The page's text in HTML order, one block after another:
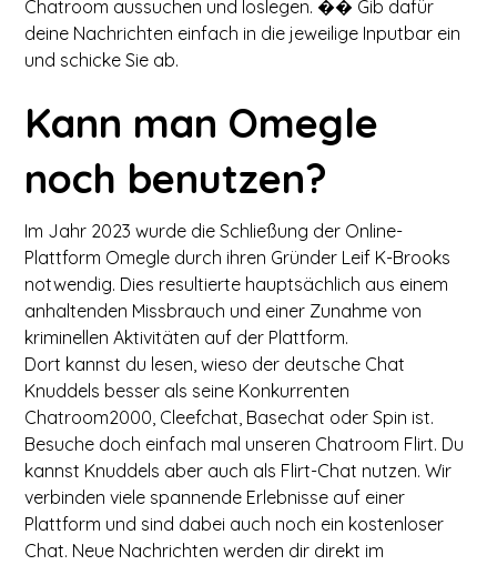
Chatroom aussuchen und loslegen. �� Gib dafür
deine Nachrichten einfach in die jeweilige Inputbar ein
und schicke Sie ab.
Kann man Omegle
noch benutzen?
Im Jahr 2023 wurde die Schließung der Online-
Plattform Omegle durch ihren Gründer Leif K-Brooks
notwendig. Dies resultierte hauptsächlich aus einem
anhaltenden Missbrauch und einer Zunahme von
kriminellen Aktivitäten auf der Plattform.
Dort kannst du lesen, wieso der deutsche Chat
Knuddels besser als seine Konkurrenten
Chatroom2000, Cleefchat, Basechat oder Spin ist.
Besuche doch einfach mal unseren Chatroom Flirt. Du
kannst Knuddels aber auch als Flirt-Chat nutzen. Wir
verbinden viele spannende Erlebnisse auf einer
Plattform und sind dabei auch noch ein kostenloser
Chat. Neue Nachrichten werden dir direkt im